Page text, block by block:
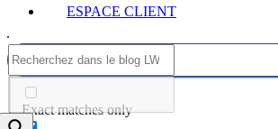
ESPACE CLIENT
Exact matches only